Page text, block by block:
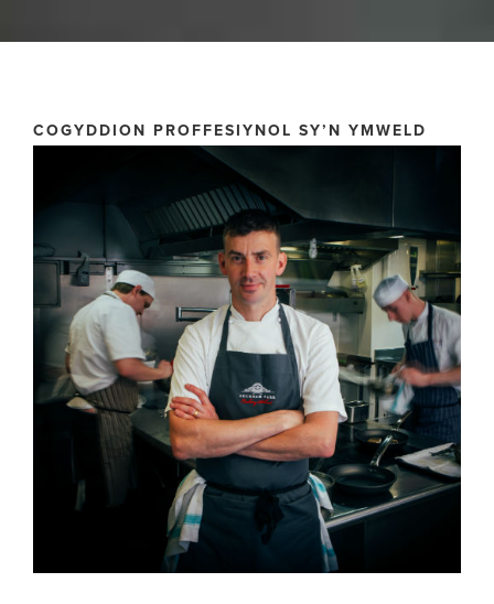
COGYDDION PROFFESIYNOL SY’N YMWELD